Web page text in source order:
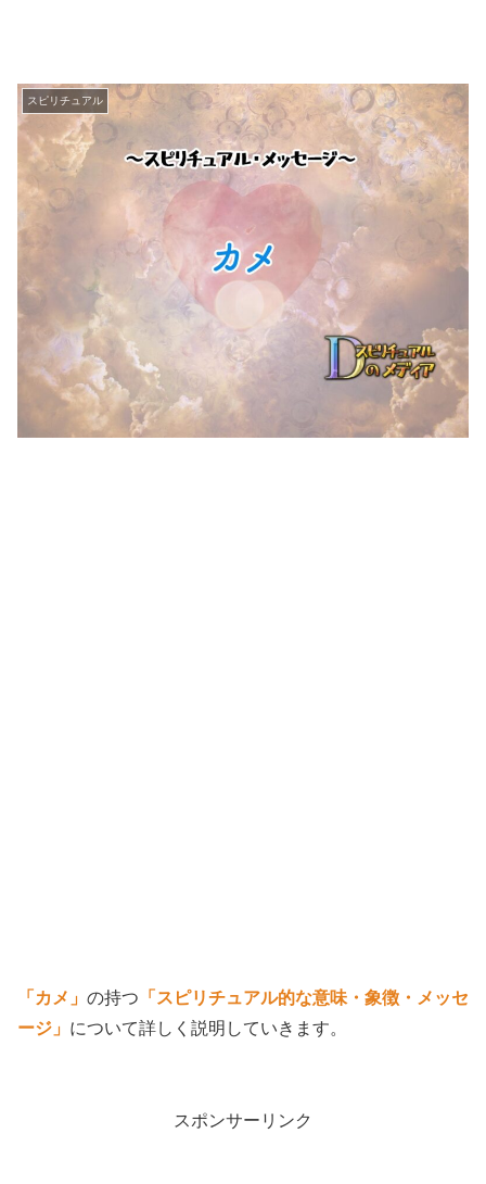
スピリチュアル
「カメ」 の持つ 「スピリチュアル的な意味・象徴・メッセ
ージ」 について詳しく説明していきます。
スポンサーリンク